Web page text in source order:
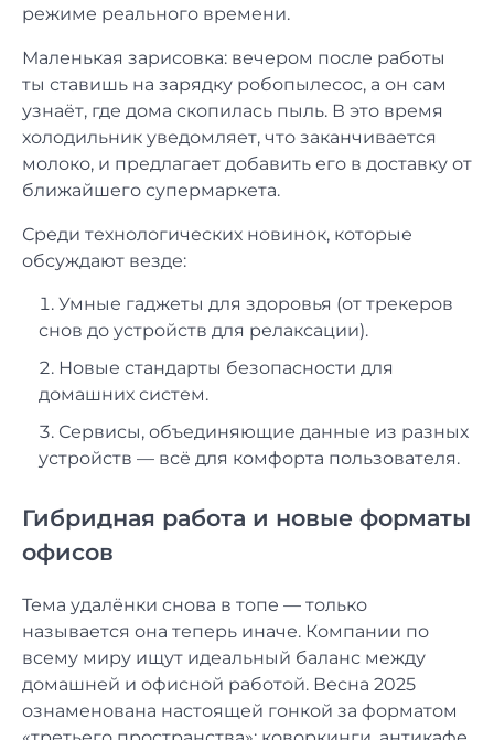
режиме реального времени.
Маленькая зарисовка: вечером после работы
ты ставишь на зарядку робопылесос, а он сам
узнаёт, где дома скопилась пыль. В это время
холодильник уведомляет, что заканчивается
молоко, и предлагает добавить его в доставку от
ближайшего супермаркета.
Среди технологических новинок, которые
обсуждают везде:
Умные гаджеты для здоровья (от трекеров
снов до устройств для релаксации).
Новые стандарты безопасности для
домашних систем.
Сервисы, объединяющие данные из разных
устройств — всё для комфорта пользователя.
Гибридная работа и новые форматы
офисов
Тема удалёнки снова в топе — только
называется она теперь иначе. Компании по
всему миру ищут идеальный баланс между
домашней и офисной работой. Весна 2025
ознаменована настоящей гонкой за форматом